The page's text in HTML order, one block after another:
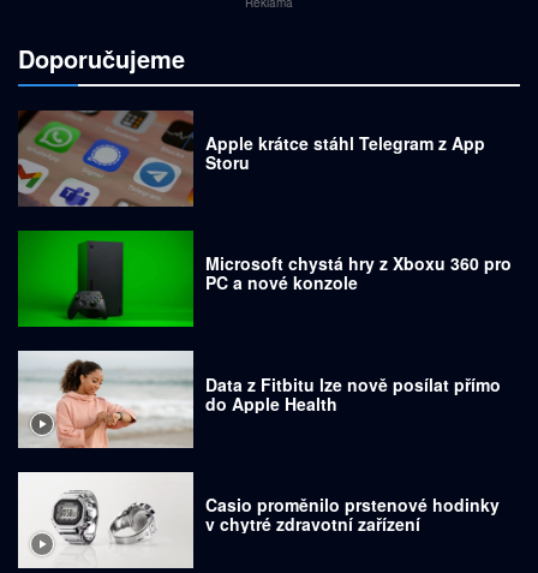
Doporučujeme
Apple krátce stáhl Telegram z App
Storu
Microsoft chystá hry z Xboxu 360 pro
PC a nové konzole
Data z Fitbitu lze nově posílat přímo
do Apple Health
Casio proměnilo prstenové hodinky
v chytré zdravotní zařízení